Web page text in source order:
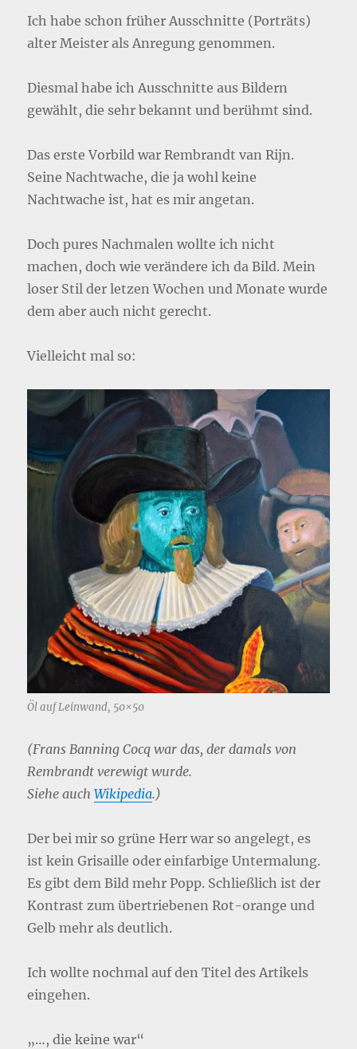
Ich habe schon früher Ausschnitte (Porträts)
alter Meister als Anregung genommen.
Diesmal habe ich Ausschnitte aus Bildern
gewählt, die sehr bekannt und berühmt sind.
Das erste Vorbild war Rembrandt van Rijn.
Seine Nachtwache, die ja wohl keine
Nachtwache ist, hat es mir angetan.
Doch pures Nachmalen wollte ich nicht
machen, doch wie verändere ich da Bild. Mein
loser Stil der letzen Wochen und Monate wurde
dem aber auch nicht gerecht.
Vielleicht mal so:
Öl auf Leinwand, 50×50
(Frans Banning Cocq war das, der damals von
Rembrandt verewigt wurde.
Siehe auchWikipedia.)
Der bei mir so grüne Herr war so angelegt, es
ist kein Grisaille oder einfarbige Untermalung.
Es gibt dem Bild mehr Popp. Schließlich ist der
Kontrast zum übertriebenen Rot-orange und
Gelb mehr als deutlich.
Ich wollte nochmal auf den Titel des Artikels
eingehen.
„…, die keine war“